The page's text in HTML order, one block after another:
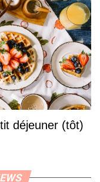
déjeuner (tôt)